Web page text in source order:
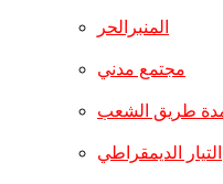
المنبرالحر
مجتمع مدني
طريق الشعب
التيار الديمقراطي